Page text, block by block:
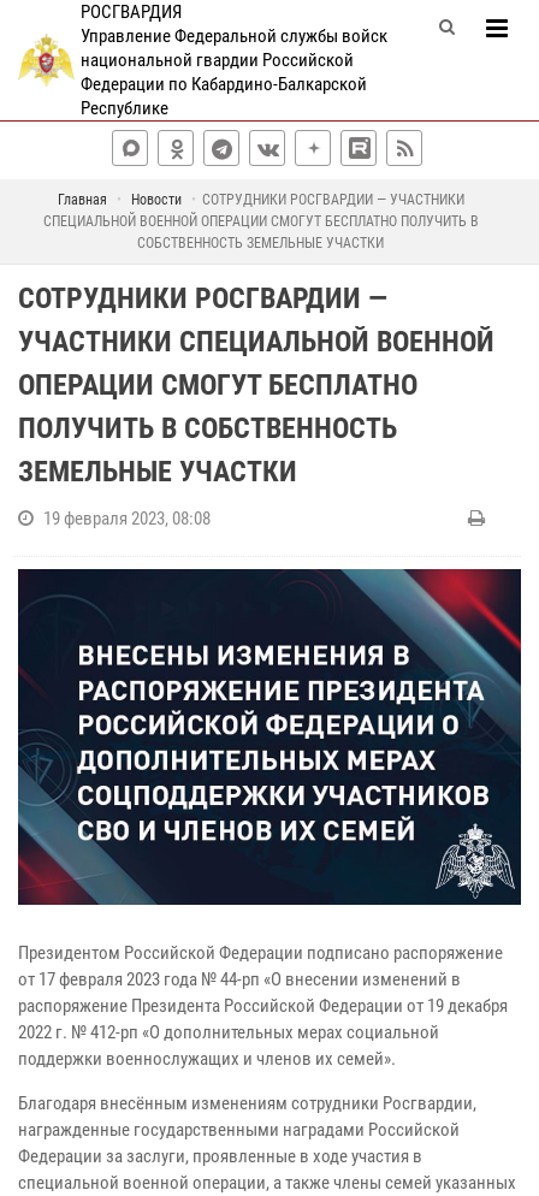
РОСГВАРДИЯ
Управление Федеральной службы войск
национальной гвардии Российской
Федерации по Кабардино-Балкарской
Республике
Главная Новости
СОТРУДНИКИ РОСГВАРДИИ — УЧАСТНИКИ
СПЕЦИАЛЬНОЙ ВОЕННОЙ ОПЕРАЦИИ СМОГУТ БЕСПЛАТНО ПОЛУЧИТЬ В
СОБСТВЕННОСТЬ ЗЕМЕЛЬНЫЕ УЧАСТКИ
СОТРУДНИКИ РОСГВАРДИИ —
УЧАСТНИКИ СПЕЦИАЛЬНОЙ ВОЕННОЙ
ОПЕРАЦИИ СМОГУТ БЕСПЛАТНО
ПОЛУЧИТЬ В СОБСТВЕННОСТЬ
ЗЕМЕЛЬНЫЕ УЧАСТКИ
19 февраля 2023, 08:08
Президентом Российской Федерации подписано распоряжение
от 17 февраля 2023 года № 44-рп «О внесении изменений в
распоряжение Президента Российской Федерации от 19 декабря
2022 г. № 412-рп «О дополнительных мерах социальной
поддержки военнослужащих и членов их семей».
Благодаря внесённым изменениям сотрудники Росгвардии,
награжденные государственными наградами Российской
Федерации за заслуги, проявленные в ходе участия в
специальной военной операции, а также члены семей указанных